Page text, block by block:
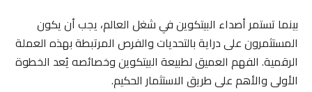
بينما تستمر أصداء البيتكوين في شغل العالم، يجب أن يكون
المستثمرون على دراية بالتحديات والفرص المرتبطة بهذه العملة
الرقمية. الفهم العميق لطبيعة البيتكوين وخصائصه يُعد الخطوة
الأولى والأهم على طريق الاستثمار الحكيم.